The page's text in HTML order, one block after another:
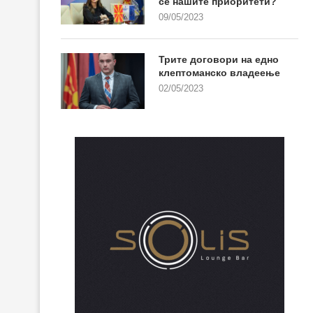
09/05/2023
Трите договори на едно
клептоманско владеење
02/05/2023